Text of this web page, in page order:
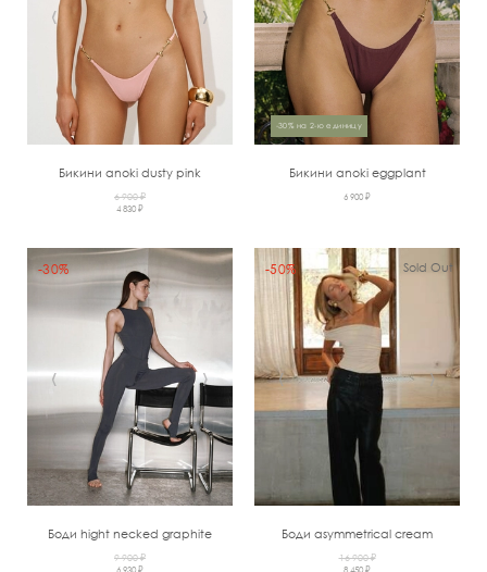
‹ ›
Бикини anoki dusty pink
6 900 ₽
4 830 ₽
‹ ›
-30% на 2-ю единицу
Бикини anoki eggplant
6 900 ₽
‹ ›
-30%
Боди hight necked graphite
9 900 ₽
6 930 ₽
‹ ›
-50% Sold Out
Боди asymmetrical cream
16 900 ₽
8 450 ₽